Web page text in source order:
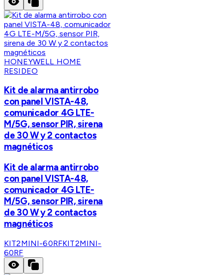
HONEYWELL HOME
RESIDEO
Kit de alarma antirrobo
con panel VISTA-48,
comunicador 4G LTE-
M/5G, sensor PIR, sirena
de 30 W y 2 contactos
magnéticos
Kit de alarma antirrobo
con panel VISTA-48,
comunicador 4G LTE-
M/5G, sensor PIR, sirena
de 30 W y 2 contactos
magnéticos
KIT2MINI-60RFKIT2MINI-
60RF